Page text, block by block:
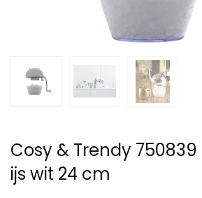
Cosy & Trendy
ijs wit 24 cm